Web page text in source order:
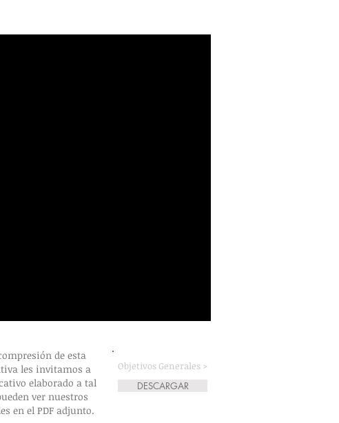
de esta
les invitamos a
elaborado a tal
ver nuestros
en el PDF adjunto.
Objetivos Generales >
DESCARGAR